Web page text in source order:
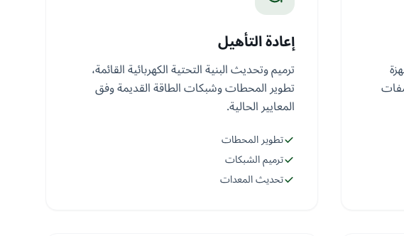
إعادة التأهيل
ترميم وتحديث البنية التحتية الكهربائية القائمة،
تطوير المحطات وشبكات الطاقة القديمة وفق
المعايير الحالية.
تطوير المحطات
ترميم الشبكات
تحديث المعدات